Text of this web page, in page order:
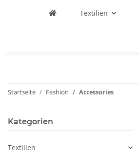
Textilien
Startseite Fashion Accessories
Kategorien
Textilien